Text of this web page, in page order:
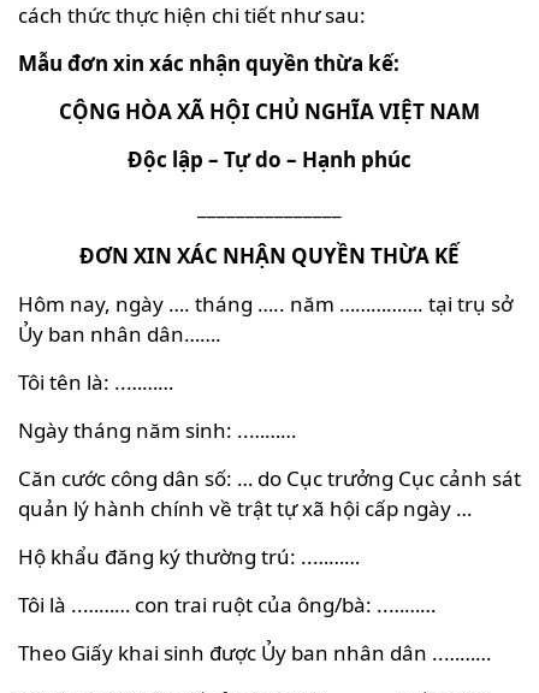
cách thức thực hiện chi tiết như sau:
Mẫu đơn xin xác nhận quyền thừa kế:
CỘNG HÒA XÃ HỘI CHỦ NGHĨA VIỆT NAM
Độc lập – Tự do – Hạnh phúc
ĐƠN XIN XÁC NHẬN QUYỀN THỪA KẾ
Hôm nay, ngày …. tháng ….. năm ……………. tại trụ sở
Ủy ban nhân dân…….
Tôi tên là: ..………
Ngày tháng năm sinh: ..………
Căn cước công dân số: … do Cục trưởng Cục cảnh sát
quản lý hành chính về trật tự xã hội cấp ngày …
Hộ khẩu đăng ký thường trú: ..………
Tôi là ..……… con trai ruột của ông/bà: ..………
Theo Giấy khai sinh được Ủy ban nhân dân ..………